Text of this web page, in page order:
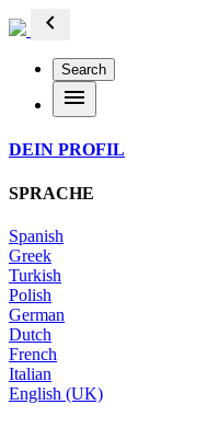
chevron_left
Search
menu
DEIN PROFIL
SPRACHE
Spanish
Greek
Turkish
Polish
German
Dutch
French
Italian
English (UK)